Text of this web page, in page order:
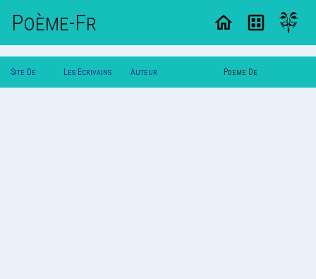
Poème-Fr
Site De Les Ecrivains Auteur Poeme De